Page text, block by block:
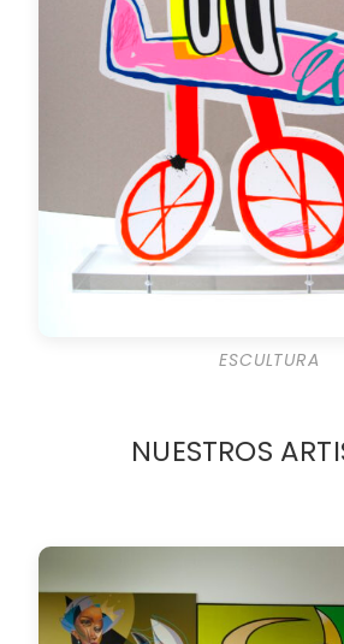
ESCULTURA
NUESTROS